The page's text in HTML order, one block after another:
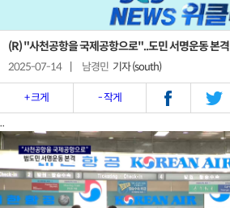
(R) "사천공항을 국제공항으로"..도민 서명운동 본격
2025-07-14 남경민 기자 (south)
+ 크게 - 작게
..